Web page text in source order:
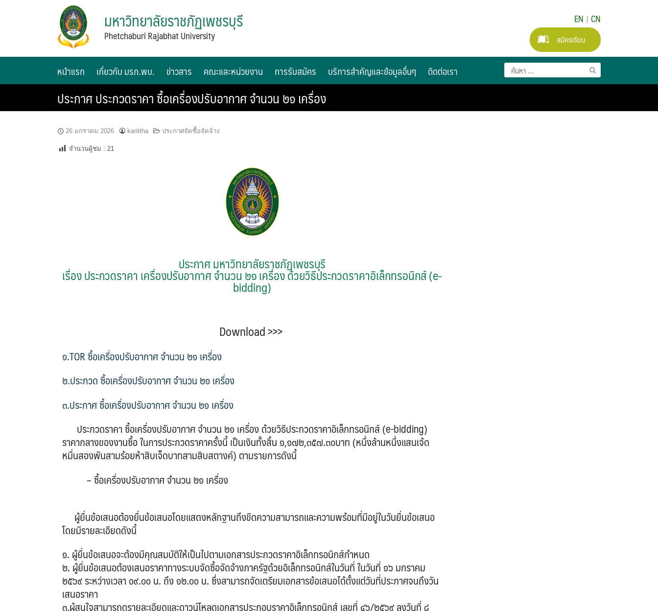
มหาวิทยาลัยราชภัฏเพชรบุรี
Phetchaburi Rajabhat University
EN | CN
สมัครเรียน
หน้าแรก เกี่ยวกับ มรภ.พบ. ข่าวสาร คณะและหน่วยงาน การรับสมัคร บริการสำคัญและข้อมูลอื่นๆ ติดต่อเรา
ประกาศ ประกวดราคา ซื้อเครื่องปรับอากาศ จำนวน ๒๑ เครื่อง
26 มกราคม 2026 karittha ประกาศจัดซื้อจัดจ้าง
จำนวนผู้ชม : 21
ประกาศ มหาวิทยาลัยราชภัฏเพชรบุรี
เรื่อง ประกวดราคา เครื่องปรับอากาศ จำนวน ๒๑ เครื่อง ด้วยวิธีประกวดราคาอิเล็กทรอนิกส์ (e-
bidding)
Download >>>
๑.TOR ซื้อเครื่องปรับอากาศ จำนวน ๒๑ เครื่อง
๒.ประกวด ซื้อเครื่องปรับอากาศ จำนวน ๒๑ เครื่อง
๓.ประกาศ ซื้อเครื่องปรับอากาศ จำนวน ๒๑ เครื่อง
ประกวดราคา ซื้อเครื่องปรับอากาศ จำนวน ๒๑ เครื่อง ด้วยวิธีประกวดราคาอิเล็กทรอนิกส์ (e-bidding)
ราคากลางของงานซื้อ ในการประกวดราคาครั้งนี้ เป็นเงินทั้งสิ้น ๑,๑๗๒,๓๕๗.๓๐บาท (หนึ่งล้านหนึ่งแสนเจ้ด
หมื่นสองพันสามร้อยห้าสิบเจ็ดบาทสามสิบสตางค์) ตามรายการดังนี้
–ซื้อเครื่องปรับอากาศ จำนวน ๒๑ เครื่อง
ผู้ยื่นข้อเสนอต้องยื่นข้อเสนอโดยแสดงหลักฐานถึงขีดความสามารถและความพร้อมที่มีอยู่ในวันยื่นข้อเสนอ
โดยมีรายละเอียดดังนี้
๑. ผู้ยื่นข้อเสนอจะต้องมีคุณสมบัติให้เป็นไปตามเอกสารประกวดราคาอิเล็กทรอนิกส์กำหนด
๒. ผู้ยื่นข้อเสนอต้องเสนอราคาทางระบบจัดซื้อจัดจ้างภาครัฐด้วยอิเล็กทรอนิกส์ในวันที่ ในวันที่ ๑๖ มกราคม
๒๕๖๙ ระหว่างเวลา ๐๙.๐๐ น. ถึง ๑๒.๐๐ น. ซึ่งสามารถจัดเตรียมเอกสารข้อเสนอได้ตั้งแต่วันที่ประกาศจนถึงวัน
เสนอราคา
๓.ผู้สนใจสามารถดูรายละเอียดและดาวน์โหลดเอกสารประกอบราคาอิเล็กทรอนิกส์ เลขที่ ๔๖/๒๕๖๙ ลงวันที่ ๘